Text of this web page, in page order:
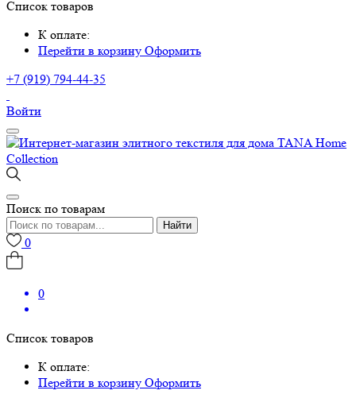
Список товаров
К оплате:
Перейти в корзину Оформить
+7 (919) 794-44-35
Войти
Поиск по товарам
Найти
0
0
Список товаров
К оплате:
Перейти в корзину Оформить